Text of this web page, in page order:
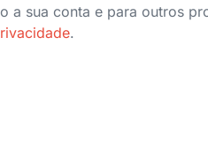
a sua conta e para outros
.